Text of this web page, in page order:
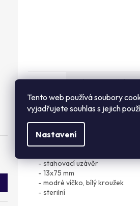
Tento web používá soubory
vyjadřujete souhlas s jejich
Nastavení
Popis Návod k použití
Detailní popis produktu
VACUETTE® Zkumavka 2 ml
- stahovací uzávěr
- 13x75 mm
- modré víčko, bílý kroužek
- sterilní